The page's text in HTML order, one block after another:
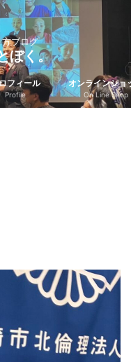
ブログ
ぼく。
フィール
Profile
オンラインショ
On Line Shop